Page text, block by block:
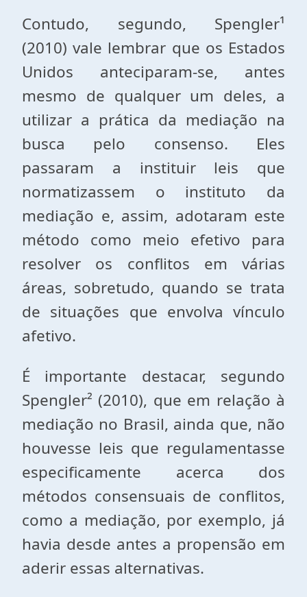
Contudo, segundo, Spengler¹
(2010) vale lembrar que os Estados
Unidos anteciparam-se, antes
mesmo de qualquer um deles, a
utilizar a prática da mediação na
busca pelo consenso. Eles
passaram a instituir leis que
normatizassem o instituto da
mediação e, assim, adotaram este
método como meio efetivo para
resolver os conflitos em várias
áreas, sobretudo, quando se trata
de situações que envolva vínculo
afetivo.
É importante destacar, segundo
Spengler² (2010), que em relação à
mediação no Brasil, ainda que, não
houvesse leis que regulamentasse
especificamente acerca dos
métodos consensuais de conflitos,
como a mediação, por exemplo, já
havia desde antes a propensão em
aderir essas alternativas.